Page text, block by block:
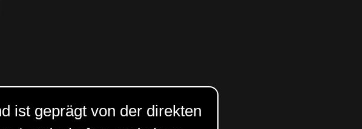
ist geprägt von der direkten